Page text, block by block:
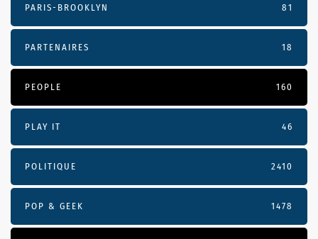
PARIS-BROOKLYN 81
PARTENAIRES 18
PEOPLE 160
PLAY IT 46
POLITIQUE 2410
POP & GEEK 1478